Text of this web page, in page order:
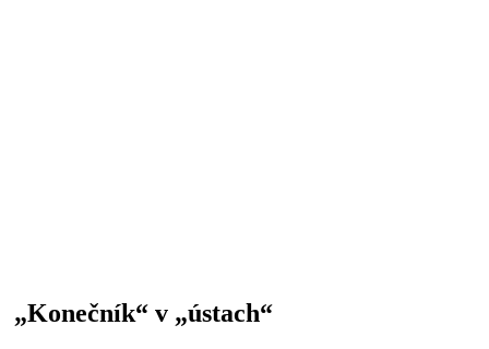
„Konečník“ v „ústach“